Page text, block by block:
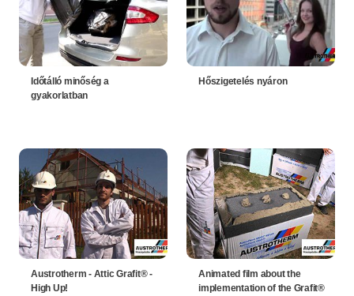
Időtálló minőség a
gyakorlatban
Hőszigetelés nyáron
Austrotherm - Attic Grafit® -
High Up!
Animated film about the
implementation of the Grafit®